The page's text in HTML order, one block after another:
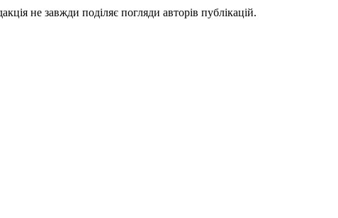
не завжди поділяє погляди авторів публікацій.